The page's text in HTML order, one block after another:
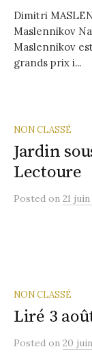
Dimitri
Maslennikov
Maslennikov
grands prix i...
NON CLASSÉ
Jardin
Lectoure
Posted on 21 juin
NON CLASSÉ
Liré 3
Posted on 20